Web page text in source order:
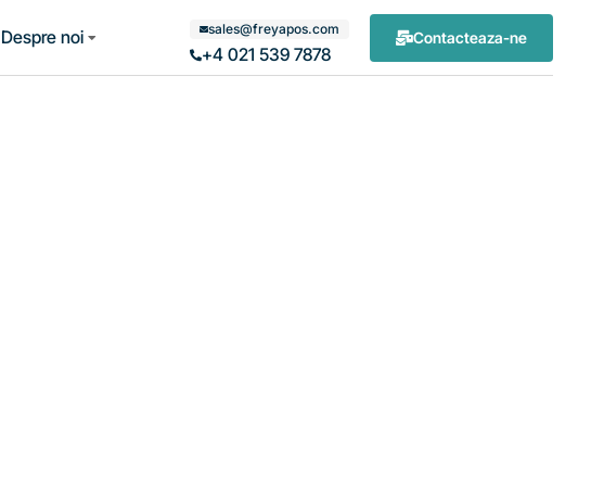
Despre noi sales@freyapos.com
+4 021 539 7878
Contacteaza-ne